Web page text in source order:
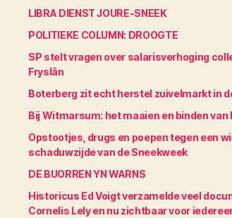
LIBRA DIENST JOURE-SNEEK
POLITIEKE COLUMN: DROOGTE
SP stelt vragen over salarisverhoging
Fryslân
Boterberg zit echt herstel zuivelmarkt in
Bij Witmarsum: het maaien en binden van
Opstootjes, drugs en poepen tegen een
schaduwzijde van de Sneekweek
DE BUORREN YN WARNS
Historicus Ed Voigt verzamelde veel
Cornelis Lely en nu zichtbaar voor